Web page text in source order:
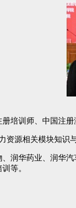
培训师、中国注册
源相关模块知识与
润华药业、润华
等。